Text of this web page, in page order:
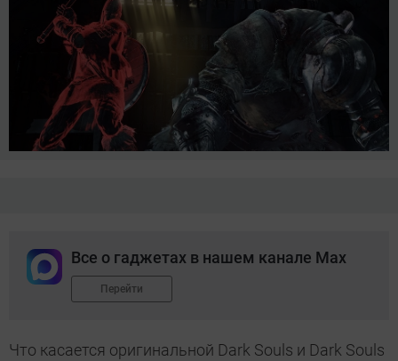
Все о гаджетах в нашем канале Max
Перейти
Что касается оригинальной Dark Souls и Dark Souls